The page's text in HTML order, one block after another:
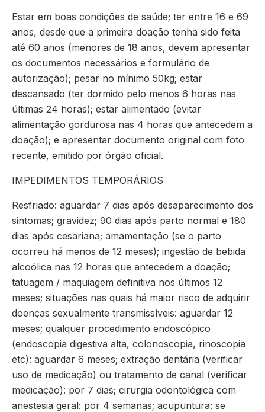
Estar em boas condições de saúde; ter entre 16 e 69
anos, desde que a primeira doação tenha sido feita
até 60 anos (menores de 18 anos, devem apresentar
os documentos necessários e formulário de
autorização); pesar no mínimo 50kg; estar
descansado (ter dormido pelo menos 6 horas nas
últimas 24 horas); estar alimentado (evitar
alimentação gordurosa nas 4 horas que antecedem a
doação); e apresentar documento original com foto
recente, emitido por órgão oficial.
IMPEDIMENTOS TEMPORÁRIOS
Resfriado: aguardar 7 dias após desaparecimento dos
sintomas; gravidez; 90 dias após parto normal e 180
dias após cesariana; amamentação (se o parto
ocorreu há menos de 12 meses); ingestão de bebida
alcoólica nas 12 horas que antecedem a doação;
tatuagem / maquiagem definitiva nos últimos 12
meses; situações nas quais há maior risco de adquirir
doenças sexualmente transmissíveis: aguardar 12
meses; qualquer procedimento endoscópico
(endoscopia digestiva alta, colonoscopia, rinoscopia
etc): aguardar 6 meses; extração dentária (verificar
uso de medicação) ou tratamento de canal (verificar
medicação): por 7 dias; cirurgia odontológica com
anestesia geral: por 4 semanas; acupuntura: se